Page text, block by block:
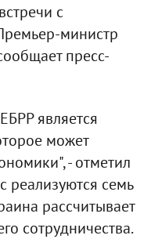
с
министр
пресс-
является
может
- отметил
реализуются семь
рассчитывает
сотрудничества.